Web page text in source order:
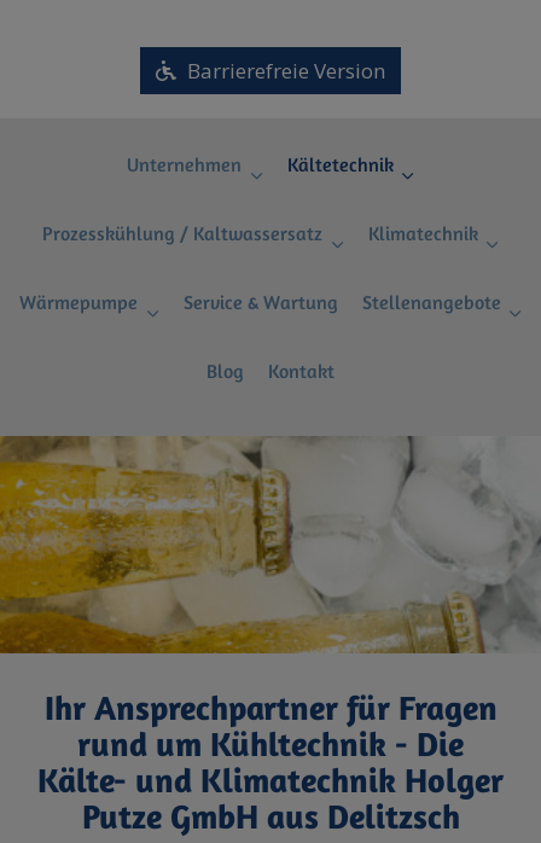
Barrierefreie Version
Unternehmen Kältetechnik
Prozesskühlung / Kaltwassersatz Klimatechnik
Wärmepumpe Service & Wartung Stellenangebote
Blog Kontakt
Ihr Ansprechpartner für Fragen
rund um Kühltechnik - Die
Kälte- und Klimatechnik Holger
Putze GmbH aus Delitzsch